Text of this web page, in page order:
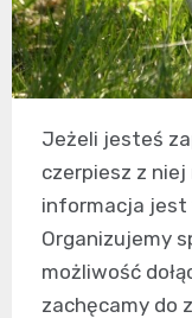
Jeżeli jesteś
czerpiesz z
informacja jest
Organizujemy
możliwość
zachęcamy do